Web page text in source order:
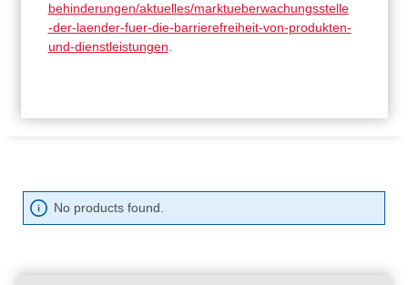
behinderungen/aktuelles/marktueberwachungsstelle
-der-laender-fuer-die-barrierefreiheit-von-produkten-
und-dienstleistungen
No products found.